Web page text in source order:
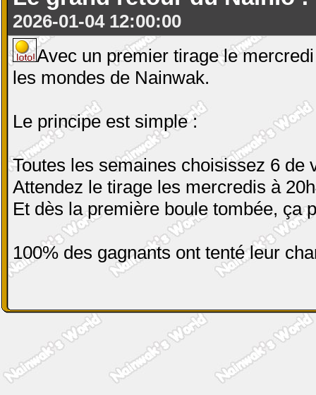
2026-01-04 12:00:00
Avec un premier tirage le
les mondes de Nainwak.
Le principe est simple :
Toutes les semaines choisissez 6
Attendez le tirage les mercredis à
Et dès la première boule tombée, ça
100% des gagnants ont tenté leur